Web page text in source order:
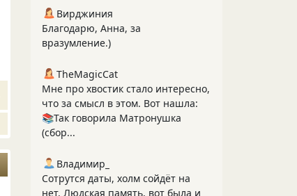
Вирджиния
Благодарю, Анна, за
вразумление.)
TheMagicCat
Мне про хвостик стало интересно,
что за смысл в этом. Вот нашла:
📚Так говорила Матронушка
(сбор...
Владимир_
Сотрутся даты, холм сойдёт на
нет, Людская память, вот была и